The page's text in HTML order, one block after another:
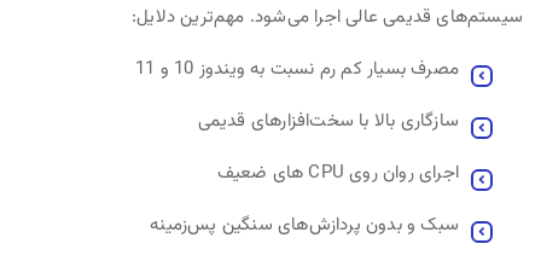
سیستم‌های قدیمی عالی اجرا می‌شود. مهم‌ترین دلایل:
مصرف بسیار کم رم نسبت به ویندوز 10 و 11
سازگاری بالا با سخت‌افزارهای قدیمی
اجرای روان روی CPU های ضعیف
سبک و بدون پردازش‌های سنگین پس‌زمینه